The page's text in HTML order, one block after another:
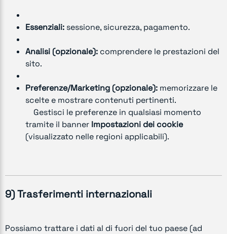
Essenziali: sessione, sicurezza, pagamento.
Analisi (opzionale): comprendere le prestazioni del
sito.
Preferenze/Marketing (opzionale): memorizzare le
scelte e mostrare contenuti pertinenti.
Gestisci le preferenze in qualsiasi momento
tramite il banner Impostazioni dei cookie
(visualizzato nelle regioni applicabili).
9) Trasferimenti internazionali
Possiamo trattare i dati al di fuori del tuo paese (ad